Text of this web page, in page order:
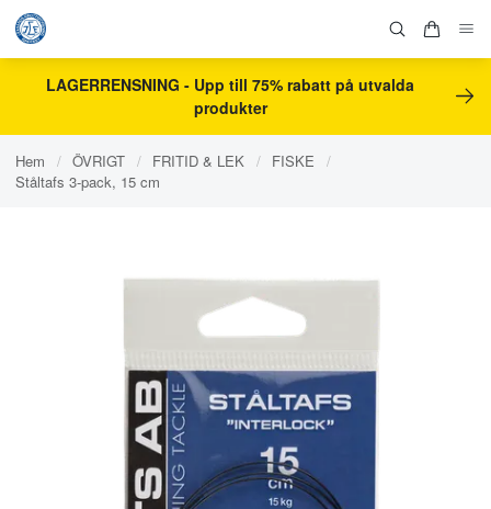
LAGERRENSNING - Upp till 75% rabatt på utvalda
produkter
Hem / ÖVRIGT / FRITID & LEK / FISKE
/
Ståltafs 3-pack, 15 cm